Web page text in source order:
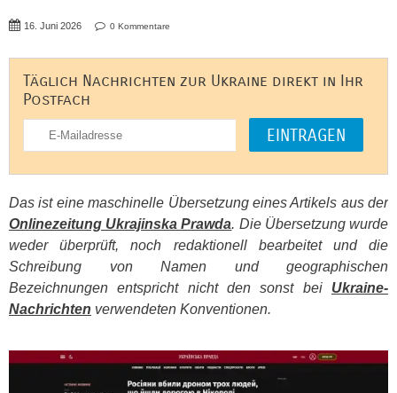
16. Juni 2026 0 Kommentare
Täglich Nachrichten zur Ukraine direkt in Ihr
Postfach
Das ist eine maschinelle Übersetzung eines Artikels aus der
Onlinezeitung Ukrajinska Prawda. Die Übersetzung wurde
weder überprüft, noch redaktionell bearbeitet und die
Schreibung von Namen und geographischen
Bezeichnungen entspricht nicht den sonst bei Ukraine-
Nachrichten verwendeten Konventionen.